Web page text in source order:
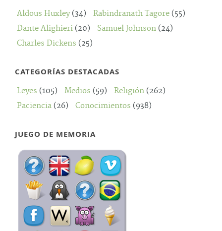
Aldous Huxley(34) Rabindranath Tagore (55)
Dante Alighieri (20) Samuel Johnson (24)
Charles Dickens (25)
CATEGORÍAS DESTACADAS
Leyes (105) Medios (59) Religión (262)
Paciencia (26) Conocimientos (938)
JUEGO DE MEMORIA